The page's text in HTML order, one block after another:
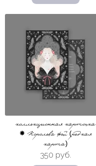
коллекционная карточка
✸ Королева фей (редкая
карта)
350 руб.